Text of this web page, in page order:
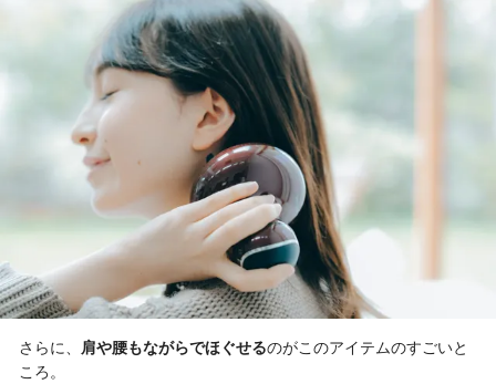
さらに、 肩や腰もながらでほぐせるのがこのアイテムのすごいと
ころ。